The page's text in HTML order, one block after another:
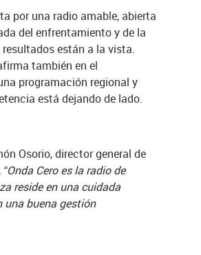
por una radio amable, abierta
del enfrentamiento y de la
están a la vista.
también en el
programación regional y
está dejando de lado.
Osorio, director general de
“Onda Cero es la radio de
reside en una cuidada
una buena gestión